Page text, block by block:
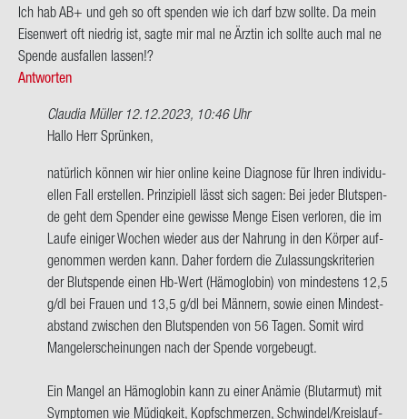
Ich hab AB+ und geh so oft spen­den wie ich darf bzw soll­te. Da mein
Ei­sen­wert oft nied­rig ist, sagte mir mal ne Ärz­tin ich soll­te auch mal ne
Spen­de aus­fal­len las­sen!?
Antworten
Claudia Müller12.12.2023, 10:46 Uhr
Ant­
auf
Ich
hab
AB+
und
geh
so
oft…
von
Sprün­
Hallo Herr Sprün­ken,
na­tür­lich kön­nen wir hier on­line keine Dia­gno­se für Ihren in­di­vi­du­
el­len Fall er­stel­len. Prin­zi­pi­ell lässt sich sagen: Bei jeder Blut­spen­
de geht dem Spen­der eine ge­wis­se Menge Eisen ver­lo­ren, die im
Laufe ei­ni­ger Wo­chen wie­der aus der Nah­rung in den Kör­per auf­
ge­nom­men wer­den kann. Daher for­dern die Zu­las­sungs­kri­te­ri­en
der Blut­spen­de einen Hb-​Wert (Hä­mo­glo­bin) von min­des­tens 12,5
g/dl bei Frau­en und 13,5 g/dl bei Män­nern, sowie einen Min­dest­
ab­stand zwi­schen den Blut­spen­den von 56 Tagen. Somit wird
Man­gel­er­schei­nun­gen nach der Spen­de vor­ge­beugt.
Ein Man­gel an Hä­mo­glo­bin kann zu einer An­ämie (Blut­ar­mut) mit
Sym­pto­men wie Mü­dig­keit, Kopf­schmer­zen, Schwin­del/Kreis­lauf­